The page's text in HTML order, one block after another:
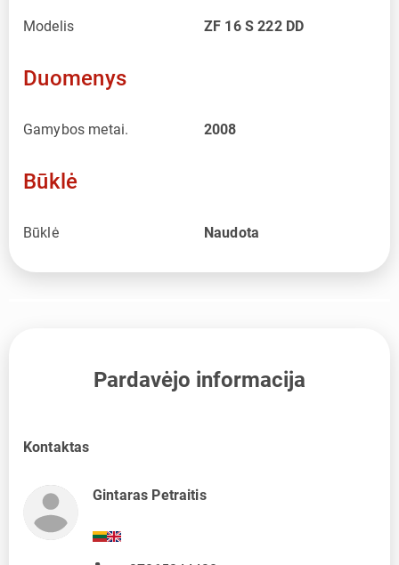
Modelis ZF 16 S 222 DD
Duomenys
Gamybos metai. 2008
Būklė
Būklė Naudota
Pardavėjo informacija
Kontaktas
Gintaras Petraitis